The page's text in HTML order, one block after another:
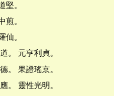
堅。
煎。
仙。
。 元亨利貞。
。 果證瑤京。
。 靈性光明。